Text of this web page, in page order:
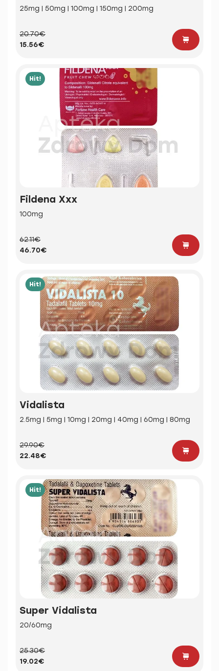
25mg | 50mg | 100mg | 150mg | 200mg
20.70€
15.56€
Hit!
Fildena Xxx
100mg
62.11€
46.70€
Hit!
Vidalista
2.5mg | 5mg | 10mg | 20mg | 40mg | 60mg | 80mg
29.90€
22.48€
Hit!
Super Vidalista
20/60mg
25.30€
19.02€